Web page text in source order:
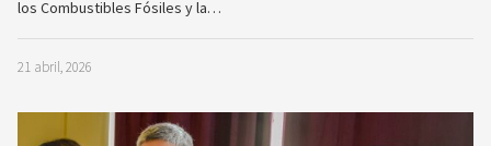
los Combustibles Fósiles y la…
21 abril, 2026